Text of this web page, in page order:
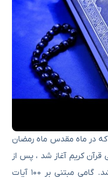
که در ماه مقدس ماه رمضان
قرآن کریم آغاز شد ، پس از
محبوبیت گسترده ، وارد مرحله دوم خود شد. گامی مبتنی بر ۱۰۰ آیات